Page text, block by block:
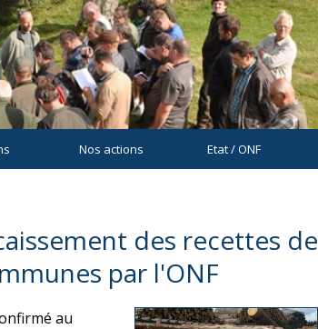
Nos actions Etat / ONF
des recettes de
par l'ONF
au